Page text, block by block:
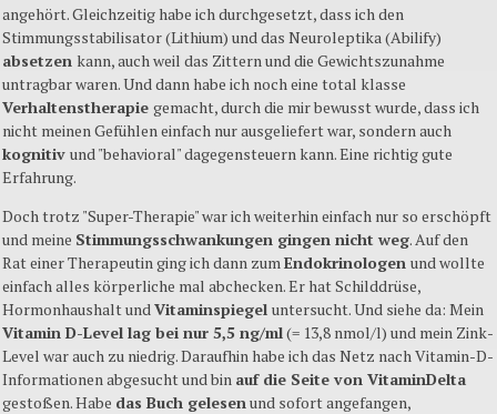
angehört. Gleichzeitig habe ich durchgesetzt, dass ich den
Stimmungsstabilisator (Lithium) und das Neuroleptika (Abilify)
absetzen kann, auch weil das Zittern und die Gewichtszunahme
untragbar waren. Und dann habe ich noch eine total klasse
Verhaltenstherapie gemacht, durch die mir bewusst wurde, dass ich
nicht meinen Gefühlen einfach nur ausgeliefert war, sondern auch
kognitiv und "behavioral" dagegensteuern kann. Eine richtig gute
Erfahrung.
Doch trotz "Super-Therapie" war ich weiterhin einfach nur so erschöpft
und meine Stimmungsschwankungen gingen nicht weg. Auf den
Rat einer Therapeutin ging ich dann zumEndokrinologen und wollte
einfach alles körperliche mal abchecken. Er hat Schilddrüse,
Hormonhaushalt undVitaminspiegel untersucht. Und siehe da: Mein
Vitamin D-Level lag bei nur 5,5 ng/ml(= 13,8 nmol/l) und mein Zink-
Level war auch zu niedrig. Daraufhin habe ich das Netz nach Vitamin-D-
Informationen abgesucht und bin auf die Seite von VitaminDelta
gestoßen. Habe das Buch gelesenund sofort angefangen,